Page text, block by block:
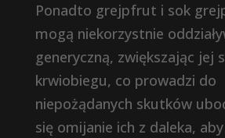
Ponadto grejpfrut i sok
mogą niekorzystnie
generyczną, zwiększając jej
krwiobiegu, co prowadzi do
niepożądanych skutków
się omijanie ich z daleka,